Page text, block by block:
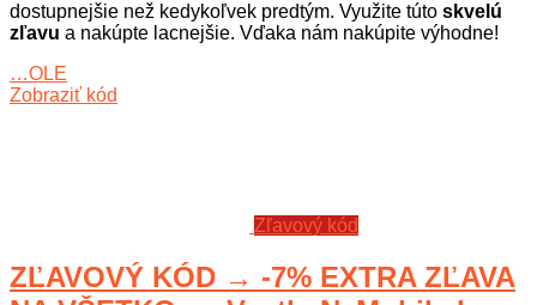
dostupnejšie než kedykoľvek predtým. Využite túto skvelú
zľavu a nakúpte lacnejšie. Vďaka nám nakúpite výhodne!
…OLE
Zobraziť kód
Zľavový kód
ZĽAVOVÝ KÓD → -7% EXTRA ZĽAVA